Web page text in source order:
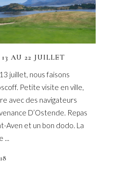
AU 22 JUILLET
juillet, nous faisons
Petite visite en ville,
avec des navigateurs
D’Ostende. Repas
Aven et un bon dodo. La
...